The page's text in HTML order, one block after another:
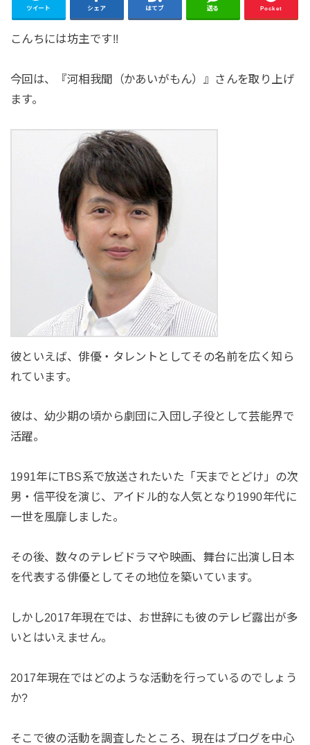
ツイート シェア はてブ 送る Pocket
こんちには坊主です!!
今回は、『河相我聞（かあいがもん）』さんを取り上げ
ます。
彼といえば、俳優・タレントとしてその名前を広く知ら
れています。
彼は、幼少期の頃から劇団に入団し子役として芸能界で
活躍。
1991年にTBS系で放送されたいた「天までとどけ」の次
男・信平役を演じ、アイドル的な人気となり1990年代に
一世を風靡しました。
その後、数々のテレビドラマや映画、舞台に出演し日本
を代表する俳優としてその地位を築いています。
しかし2017年現在では、お世辞にも彼のテレビ露出が多
いとはいえません。
2017年現在ではどのような活動を行っているのでしょう
か?
そこで彼の活動を調査したところ、現在はブログを中心